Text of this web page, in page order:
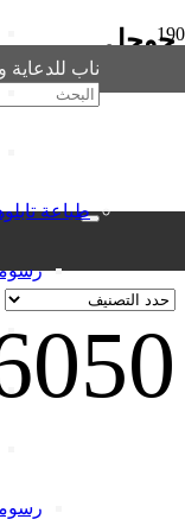
ناب للدعاية
طباعة
جوجل
إضافة إلى السلة
0